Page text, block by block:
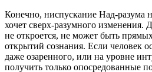
Конечно, ниспускание Над-разума
хочет сверх-разумного изменения.
не от­кроется, не может быть
открытий сознания. Если человек
даже озаренного, или на уровне
получить только опосредованные